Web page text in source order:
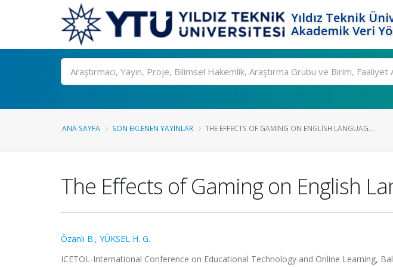
Yıldız Teknik
Akademik Veri
Ara
ANA SAYFA SON EKLENEN YAYINLAR THE EFFECTS OF GAMING ON ENGLISH LANGUAG...
The Effects of Gaming on English
Özanlı B., YÜKSEL H. G.
ICETOL-International Conference on Educational Technology and Online Learning,